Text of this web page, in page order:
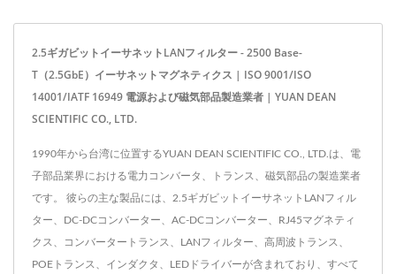
2.5ギガビットイーサネットLANフィルター - 2500 Base-
T（2.5GbE）イーサネットマグネティクス | ISO 9001/ISO
14001/IATF 16949 電源および磁気部品製造業者 | YUAN DEAN
SCIENTIFIC CO., LTD.
1990年から台湾に位置するYUAN DEAN SCIENTIFIC CO., LTD.は、電
子部品業界における電力コンバータ、トランス、磁気部品の製造業者
です。 彼らの主な製品には、2.5ギガビットイーサネットLANフィル
ター、DC-DCコンバーター、AC-DCコンバーター、RJ45マグネティ
クス、コンバータートランス、LANフィルター、高周波トランス、
POEトランス、インダクタ、LEDドライバーが含まれており、すべて